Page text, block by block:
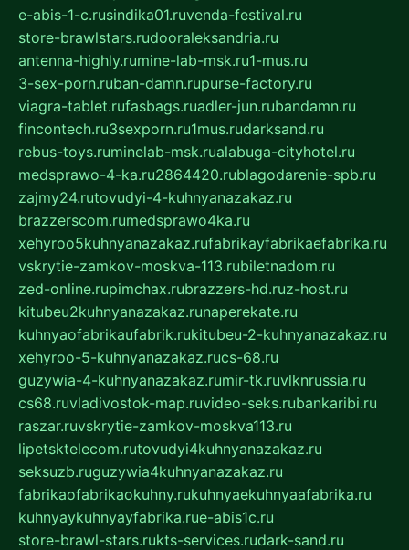
e-abis-1-c.rusindika01.ruvenda-festival.ru
store-brawlstars.rudooraleksandria.ru
antenna-highly.rumine-lab-msk.ru1-mus.ru
3-sex-porn.ruban-damn.rupurse-factory.ru
viagra-tablet.rufasbags.ruadler-jun.rubandamn.ru
fincontech.ru3sexporn.ru1mus.rudarksand.ru
rebus-toys.ruminelab-msk.rualabuga-cityhotel.ru
medsprawo-4-ka.ru2864420.rublagodarenie-spb.ru
zajmy24.rutovudyi-4-kuhnyanazakaz.ru
brazzerscom.rumedsprawo4ka.ru
xehyroo5kuhnyanazakaz.rufabrikayfabrikaefabrika.ru
vskrytie-zamkov-moskva-113.rubiletnadom.ru
zed-online.rupimchax.rubrazzers-hd.ruz-host.ru
kitubeu2kuhnyanazakaz.runaperekate.ru
kuhnyaofabrikaufabrik.rukitubeu-2-kuhnyanazakaz.ru
xehyroo-5-kuhnyanazakaz.rucs-68.ru
guzywia-4-kuhnyanazakaz.rumir-tk.ruvlknrussia.ru
cs68.ruvladivostok-map.ruvideo-seks.rubankaribi.ru
raszar.ruvskrytie-zamkov-moskva113.ru
lipetsktelecom.rutovudyi4kuhnyanazakaz.ru
seksuzb.ruguzywia4kuhnyanazakaz.ru
fabrikaofabrikaokuhny.rukuhnyaekuhnyaafabrika.ru
kuhnyaykuhnyayfabrika.rue-abis1c.ru
store-brawl-stars.rukts-services.rudark-sand.ru